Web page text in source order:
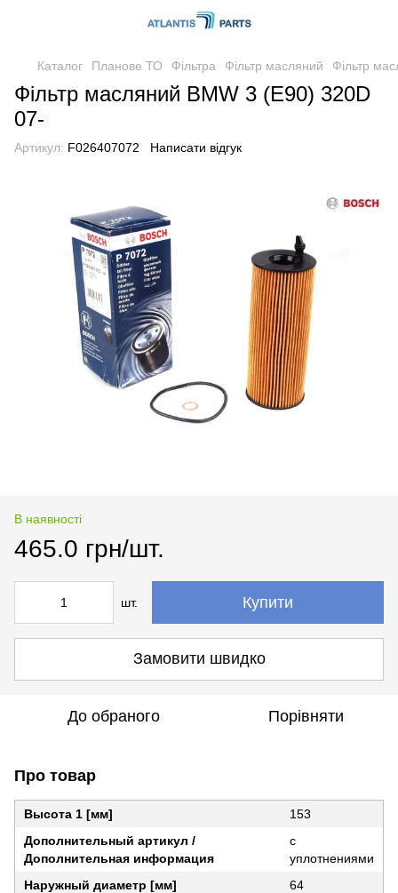
Каталог Планове ТО Фільтра Фільтр масляний Фільтр
Фільтр масляний BMW 3 (E90) 320D
07-
Артикул: F026407072 Написати відгук
В наявності
465.0 грн/шт.
шт. Купити
Замовити швидко
До обраного Порівняти
Про товар
Высота 1 [мм]
153
Дополнительный артикул /
Дополнительная информация
с
уплотнениями
Наружный диаметр [мм]
64